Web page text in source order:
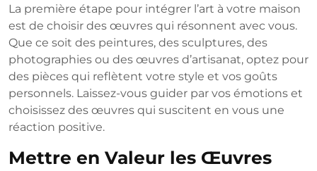
La première étape pour intégrer l’art à votre maison
est de choisir des œuvres qui résonnent avec vous.
Que ce soit des peintures, des sculptures, des
photographies ou des œuvres d’artisanat, optez pour
des pièces qui reflètent votre style et vos goûts
personnels. Laissez-vous guider par vos émotions et
choisissez des œuvres qui suscitent en vous une
réaction positive.
Mettre en Valeur les Œuvres